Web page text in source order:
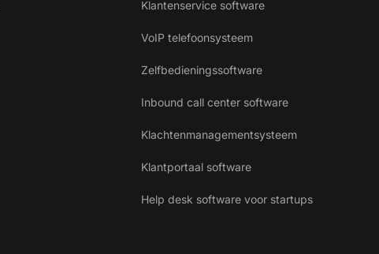
Klantenservice software
VoIP telefoonsysteem
Zelfbedieningssoftware
Inbound call center software
Klachtenmanagementsysteem
Klantportaal software
Help desk software voor startups